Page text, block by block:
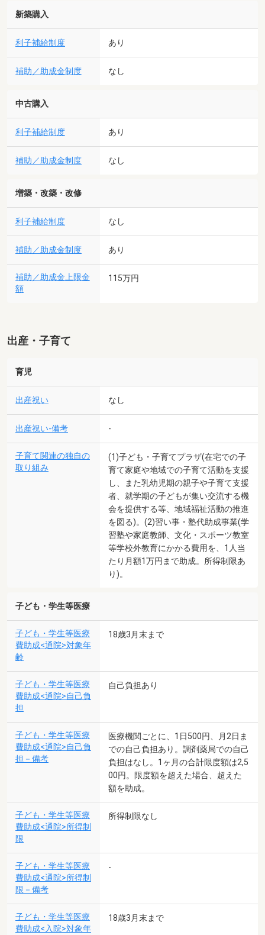
新築購入
利子補給制度 あり
補助／助成金制度 なし
中古購入
利子補給制度 あり
補助／助成金制度 なし
増築・改築・改修
利子補給制度 なし
補助／助成金制度 あり
補助／助成金上限金
額
115万円
出産・子育て
育児
出産祝い なし
出産祝い-備考 -
子育て関連の独自の
取り組み
(1)子ども・子育てプラザ(在宅での子
育て家庭や地域での子育て活動を支援
し、また乳幼児期の親子や子育て支援
者、就学期の子どもが集い交流する機
会を提供する等、地域福祉活動の推進
を図る)。(2)習い事・塾代助成事業(学
習塾や家庭教師、文化・スポーツ教室
等学校外教育にかかる費用を、1人当
たり月額1万円まで助成。所得制限あ
り)。
子ども・学生等医療
子ども・学生等医療
費助成<通院>対象年
齢
18歳3月末まで
子ども・学生等医療
費助成<通院>自己負
担
自己負担あり
子ども・学生等医療
費助成<通院>自己負
担－備考
医療機関ごとに、1日500円、月2日ま
での自己負担あり。調剤薬局での自己
負担はなし。1ヶ月の合計限度額は2,5
00円。限度額を超えた場合、超えた
額を助成。
子ども・学生等医療
費助成<通院>所得制
限
所得制限なし
子ども・学生等医療
費助成<通院>所得制
限－備考
-
子ども・学生等医療
費助成<入院>対象年
18歳3月末まで